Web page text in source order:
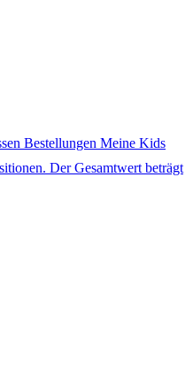
Bestellungen Meine Kids
Der Gesamtwert beträgt